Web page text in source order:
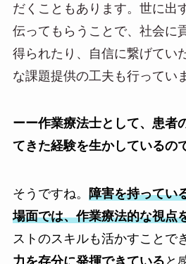
だくこともあります。世に出
伝ってもらうことで、社会に
得られたり、自信に繋げてい
な課題提供の工夫も行ってい
ーー作業療法士として、患者
てきた経験を生かしているの
そうですね。 障害を持ってい
場面では、作業療法的な視点
ストのスキルも活かすことで